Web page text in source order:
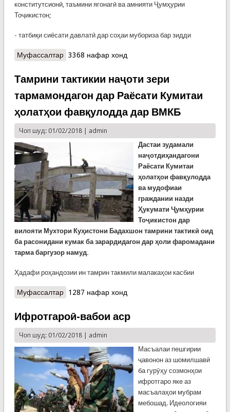
конститутсионӣ, таъмини ягонагӣ ва амнияти Ҷумҳурии
Тоҷикистон;
- татбиқи сиёсати давлатӣ дар соҳаи мубориза бар зидди
Муфассалтаро Қонуни Ҷумхурии Тоҷикистон "Дар бораи
3368 нафар хонд
Тамрини тактикии наҷоти зери
тармамондагон дар Раёсати Кумитаи
ҳолатҳои фавқулодда дар ВМКБ
Чоп шуд: 01/02/2018 | admin
Дастаи зудамали
наҷотдиҳандагони
Раёсати Кумитаи
ҳолатҳои фавқулодда
ва мудофиаи
граждании назди
Ҳукумати Ҷумҳурии
Тоҷикистон дар
вилояти Мухтори Куҳистони Бадахшон тамрини тактикӣ оид
ба расонидани кумак ба зарардидагон дар ҳоли фаромадани
тарма баргузор намуд.
Ҳадафи роҳандозии ин тамрин такмили малакаҳои касбии
Муфассалтаро Тамрини тактикии наҷоти зери тармамондагон
ВМКБ
1287 нафар хонд
Ифротгароӣ-вабои аср
Чоп шуд: 01/02/2018 | admin
Масъалаи пешгирии
ҷавонон аз шомилшавӣ
ба гурӯҳу созмонҳои
ифротгаро яке аз
масъалаҳои мубрам
мебошад. Идеологияи